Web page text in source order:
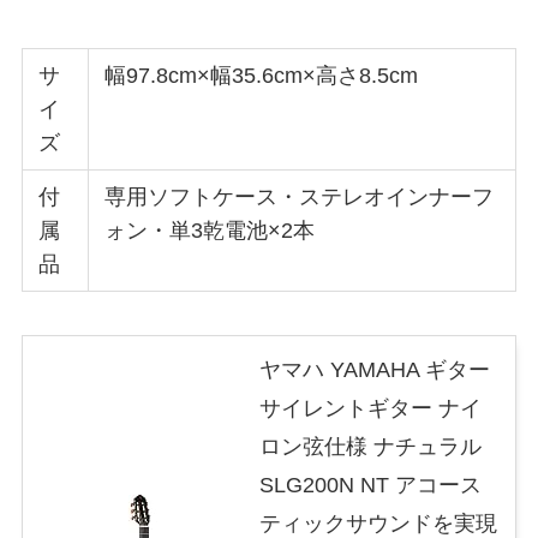
サ
イ
ズ
幅97.8cm×幅35.6cm×高さ8.5cm
付
属
品
専用ソフトケース・ステレオインナーフ
ォン・単3乾電池×2本
ヤマハ YAMAHA ギター
サイレントギター ナイ
ロン弦仕様 ナチュラル
SLG200N NT アコース
ティックサウンドを実現